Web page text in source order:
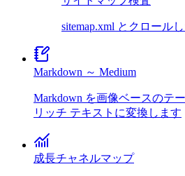
sitemap.xml とクロール
Markdown ～ Medium
Markdown を画像ベースのテ
リッチ テキストに変換します
成長チャネルマップ